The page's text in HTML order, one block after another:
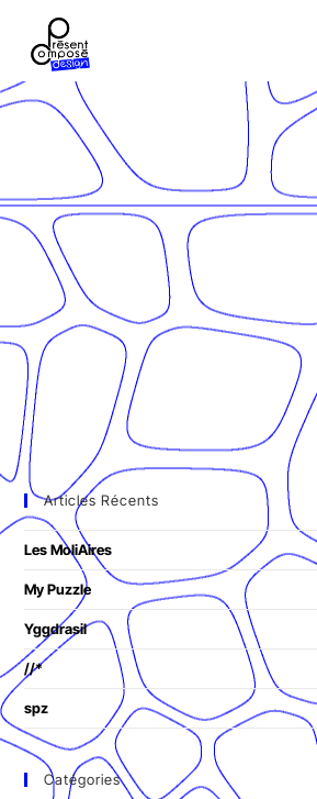
Articles Récents
Les MoliAires
My Puzzle
Yggdrasil
//*
spz
Catégories